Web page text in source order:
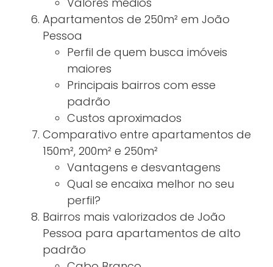
Apartamentos de 250m² em João
Pessoa
Perfil de quem busca imóveis
maiores
Principais bairros com esse
padrão
Custos aproximados
Comparativo entre apartamentos de
150m², 200m² e 250m²
Vantagens e desvantagens
Qual se encaixa melhor no seu
perfil?
Bairros mais valorizados de João
Pessoa para apartamentos de alto
padrão